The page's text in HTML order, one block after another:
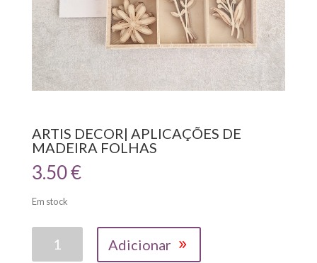
ARTIS DECOR| APLICAÇÕES DE
MADEIRA FOLHAS
3.50€
Em stock
Adicionar